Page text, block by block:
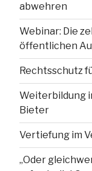
abwehren
Webinar: Die
öffentlichen
Rechtsschutz
Weiterbildung
Bieter
Vertiefung im
„Oder